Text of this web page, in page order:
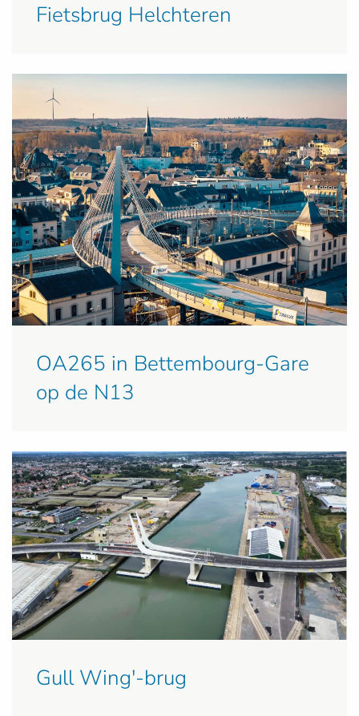
Fietsbrug Helchteren
OA265 in Bettembourg-Gare
op de N13
Gull Wing'-brug